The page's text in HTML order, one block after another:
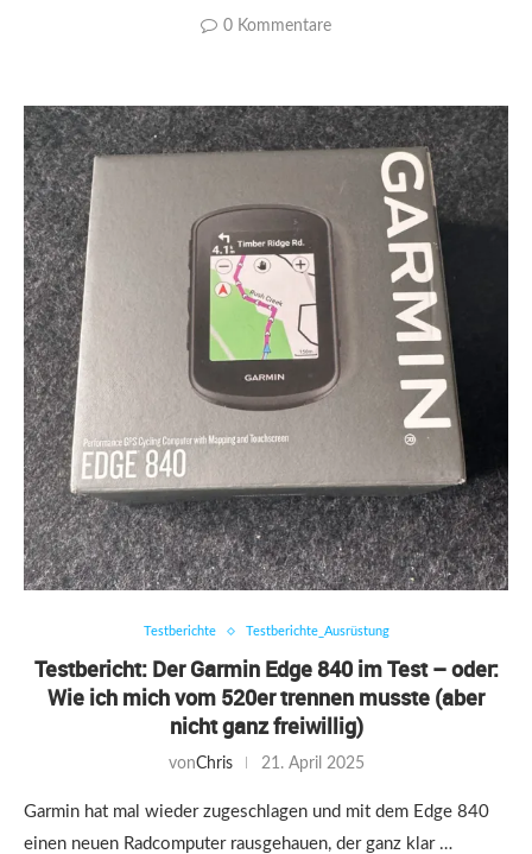
0 Kommentare
Testberichte Testberichte_Ausrüstung
Testbericht: Der Garmin Edge 840 im Test – oder:
Wie ich mich vom 520er trennen musste (aber
nicht ganz freiwillig)
vonChris 21. April 2025
Garmin hat mal wieder zugeschlagen und mit dem Edge 840
einen neuen Radcomputer rausgehauen, der ganz klar …